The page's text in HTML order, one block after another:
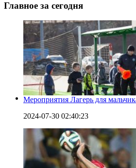
Главное за сегодня
Мероприятия Лагерь для
2024-07-30 02:40:23